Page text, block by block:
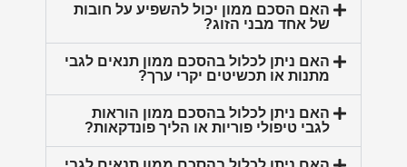
האם הסכם ממון יכול להשפיע על חובות
של אחד מבני הזוג?
האם ניתן לכלול בהסכם ממון תנאים לגבי
מתנות או תכשיטים יקרי ערך?
האם ניתן לכלול בהסכם ממון הוראות
לגבי טיפולי פוריות או הליך פונדקאות?